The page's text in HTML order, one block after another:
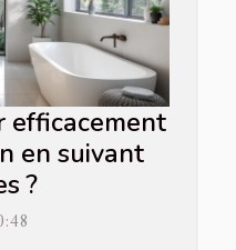
efficacement
en suivant
?